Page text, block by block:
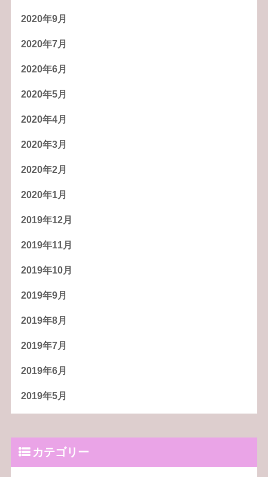
2020年9月
2020年7月
2020年6月
2020年5月
2020年4月
2020年3月
2020年2月
2020年1月
2019年12月
2019年11月
2019年10月
2019年9月
2019年8月
2019年7月
2019年6月
2019年5月
カテゴリー